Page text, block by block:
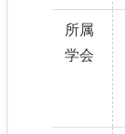
所属
学会